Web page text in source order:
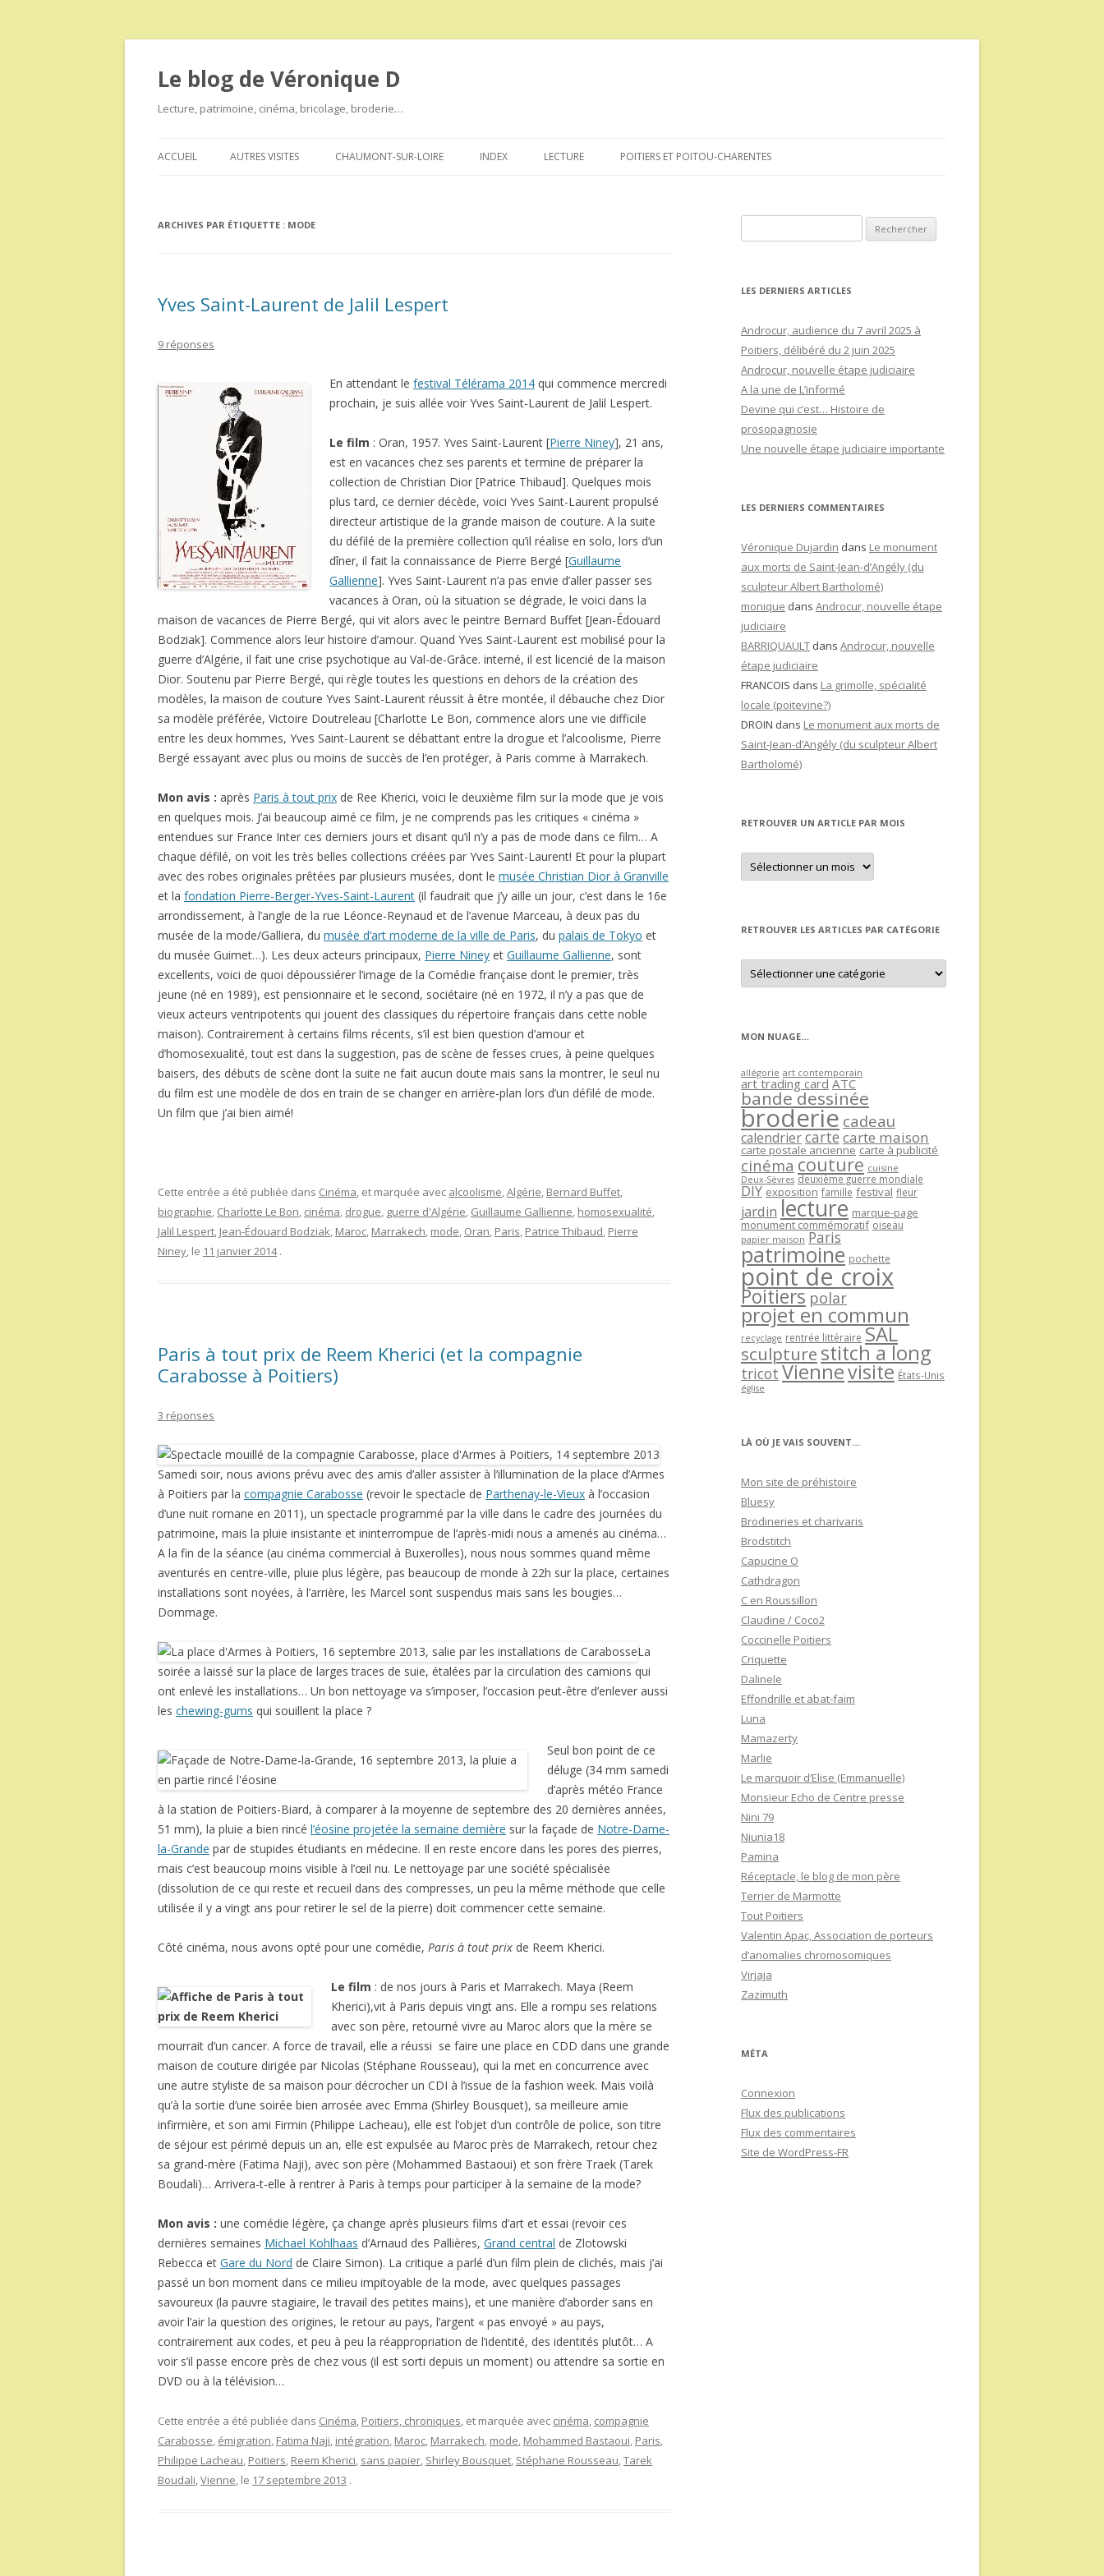
Le blog de Véronique D
Lecture, patrimoine, cinéma, bricolage, broderie…
au
ACCUEIL AUTRES VISITES CHAUMONT-SUR-LOIRE INDEX LECTURE POITIERS ET POITOU-CHARENTES
ARCHIVES PAR ÉTIQUETTE : MODE
Yves Saint-Laurent de Jalil Lespert
9 réponses
En attendant le festival Télérama 2014 qui commence mercredi
prochain, je suis allée voir Yves Saint-Laurent de Jalil Lespert.
Le film : Oran, 1957. Yves Saint-Laurent [Pierre Niney], 21 ans,
est en vacances chez ses parents et termine de préparer la
collection de Christian Dior [Patrice Thibaud]. Quelques mois
plus tard, ce dernier décède, voici Yves Saint-Laurent propulsé
directeur artistique de la grande maison de couture. A la suite
du défilé de la première collection qu’il réalise en solo, lors d’un
dîner, il fait la connaissance de Pierre Bergé [Guillaume
Gallienne]. Yves Saint-Laurent n’a pas envie d’aller passer ses
vacances à Oran, où la situation se dégrade, le voici dans la
maison de vacances de Pierre Bergé, qui vit alors avec le peintre Bernard Buffet [Jean-Édouard
Bodziak]. Commence alors leur histoire d’amour. Quand Yves Saint-Laurent est mobilisé pour la
guerre d’Algérie, il fait une crise psychotique au Val-de-Grâce. interné, il est licencié de la maison
Dior. Soutenu par Pierre Bergé, qui règle toutes les questions en dehors de la création des
modèles, la maison de couture Yves Saint-Laurent réussit à être montée, il débauche chez Dior
sa modèle préférée, Victoire Doutreleau [Charlotte Le Bon, commence alors une vie difficile
entre les deux hommes, Yves Saint-Laurent se débattant entre la drogue et l’alcoolisme, Pierre
Bergé essayant avec plus ou moins de succès de l’en protéger, à Paris comme à Marrakech.
Mon avis : après Paris à tout prix de Ree Kherici, voici le deuxième film sur la mode que je vois
en quelques mois. J’ai beaucoup aimé ce film, je ne comprends pas les critiques « cinéma »
entendues sur France Inter ces derniers jours et disant qu’il n’y a pas de mode dans ce film… A
chaque défilé, on voit les très belles collections créées par Yves Saint-Laurent! Et pour la plupart
avec des robes originales prêtées par plusieurs musées, dont le musée Christian Dior à Granville
et la fondation Pierre-Berger-Yves-Saint-Laurent (il faudrait que j’y aille un jour, c’est dans le 16e
arrondissement, à l’angle de la rue Léonce-Reynaud et de l’avenue Marceau, à deux pas du
musée de la mode/Galliera, du musée d’art moderne de la ville de Paris, du palais de Tokyo et
du musée Guimet…). Les deux acteurs principaux, Pierre Niney et Guillaume Gallienne, sont
excellents, voici de quoi dépoussiérer l’image de la Comédie française dont le premier, très
jeune (né en 1989), est pensionnaire et le second, sociétaire (né en 1972, il n’y a pas que de
vieux acteurs ventripotents qui jouent des classiques du répertoire français dans cette noble
maison). Contrairement à certains films récents, s’il est bien question d’amour et
d’homosexualité, tout est dans la suggestion, pas de scène de fesses crues, à peine quelques
baisers, des débuts de scène dont la suite ne fait aucun doute mais sans la montrer, le seul nu
du film est une modèle de dos en train de se changer en arrière-plan lors d’un défilé de mode.
Un film que j’ai bien aimé!
Cette entrée a été publiée dans Cinéma, et marquée avec alcoolisme,Algérie, Bernard Buffet,
biographie, Charlotte Le Bon, cinéma, drogue, guerre d'Algérie, Guillaume Gallienne, homosexualité,
Jalil Lespert, Jean-Édouard Bodziak, Maroc, Marrakech, mode, Oran, Paris, Patrice Thibaud, Pierre
Niney, le 11 janvier 2014 .
Paris à tout prix de Reem Kherici (et la compagnie
Carabosse à Poitiers)
3 réponses
Samedi soir, nous avions prévu avec des amis d’aller assister à l’illumination de la place d’Armes
à Poitiers par la compagnie Carabosse (revoir le spectacle de Parthenay-le-Vieux à l’occasion
d’une nuit romane en 2011), un spectacle programmé par la ville dans le cadre des journées du
patrimoine, mais la pluie insistante et ininterrompue de l’après-midi nous a amenés au cinéma…
A la fin de la séance (au cinéma commercial à Buxerolles), nous nous sommes quand même
aventurés en centre-ville, pluie plus légère, pas beaucoup de monde à 22h sur la place, certaines
installations sont noyées, à l’arrière, les Marcel sont suspendus mais sans les bougies…
Dommage.
La
soirée a laissé sur la place de larges traces de suie, étalées par la circulation des camions qui
ont enlevé les installations… Un bon nettoyage va s’imposer, l’occasion peut-être d’enlever aussi
les chewing-gums qui souillent la place ?
Seul bon point de ce
déluge (34 mm samedi
d’après météo France
à la station de Poitiers-Biard, à comparer à la moyenne de septembre des 20 dernières années,
51 mm), la pluie a bien rincé l’éosine projetée la semaine dernière sur la façade de Notre-Dame-
la-Grande par de stupides étudiants en médecine. Il en reste encore dans les pores des pierres,
mais c’est beaucoup moins visible à l’œil nu. Le nettoyage par une société spécialisée
(dissolution de ce qui reste et recueil dans des compresses, un peu la même méthode que celle
utilisée il y a vingt ans pour retirer le sel de la pierre) doit commencer cette semaine.
Côté cinéma, nous avons opté pour une comédie, Paris à tout prix de Reem Kherici.
Le film : de nos jours à Paris et Marrakech. Maya (Reem
Kherici),vit à Paris depuis vingt ans. Elle a rompu ses relations
avec son père, retourné vivre au Maroc alors que la mère se
mourrait d’un cancer. A force de travail, elle a réussi se faire une place en CDD dans une grande
maison de couture dirigée par Nicolas (Stéphane Rousseau), qui la met en concurrence avec
une autre styliste de sa maison pour décrocher un CDI à l’issue de la fashion week. Mais voilà
qu’à la sortie d’une soirée bien arrosée avec Emma (Shirley Bousquet), sa meilleure amie
infirmière, et son ami Firmin (Philippe Lacheau), elle est l’objet d’un contrôle de police, son titre
de séjour est périmé depuis un an, elle est expulsée au Maroc près de Marrakech, retour chez
sa grand-mère (Fatima Naji), avec son père (Mohammed Bastaoui) et son frère Traek (Tarek
Boudali)… Arrivera-t-elle à rentrer à Paris à temps pour participer à la semaine de la mode?
Mon avis : une comédie légère, ça change après plusieurs films d’art et essai (revoir ces
dernières semaines Michael Kohlhaas d’Arnaud des Pallières, Grand central de Zlotowski
Rebecca et Gare du Nord de Claire Simon). La critique a parlé d’un film plein de clichés, mais j’ai
passé un bon moment dans ce milieu impitoyable de la mode, avec quelques passages
savoureux (la pauvre stagiaire, le travail des petites mains), et une manière d’aborder sans en
avoir l’air la question des origines, le retour au pays, l’argent « pas envoyé » au pays,
contrairement aux codes, et peu à peu la réappropriation de l’identité, des identités plutôt… A
voir s’il passe encore près de chez vous (il est sorti depuis un moment) ou attendre sa sortie en
DVD ou à la télévision…
Cette entrée a été publiée dans Cinéma, Poitiers, chroniques, et marquée avec cinéma, compagnie
Carabosse, émigration, Fatima Naji, intégration, Maroc, Marrakech, mode, Mohammed Bastaoui, Paris,
Philippe Lacheau, Poitiers, Reem Kherici, sans papier, Shirley Bousquet, Stéphane Rousseau,Tarek
Boudali,Vienne, le 17 septembre 2013 .
LES DERNIERS ARTICLES
Androcur, audience du 7 avril 2025 à
Poitiers, délibéré du 2 juin 2025
Androcur, nouvelle étape judiciaire
A la une de L’informé
Devine qui c’est… Histoire de
prosopagnosie
Une nouvelle étape judiciaire importante
LES DERNIERS COMMENTAIRES
Véronique Dujardin dans Le monument
aux morts de Saint-Jean-d’Angély (du
sculpteur Albert Bartholomé)
monique dans Androcur, nouvelle étape
judiciaire
BARRIQUAULT dans Androcur, nouvelle
étape judiciaire
FRANCOIS dans La grimolle, spécialité
locale (poitevine?)
DROIN dans Le monument aux morts de
Saint-Jean-d’Angély (du sculpteur Albert
Bartholomé)
RETROUVER UN ARTICLE PAR MOIS
Retrouver
un
article
RETROUVER LES ARTICLES PAR CATÉGORIE
Retrouver
les
articles
MON NUAGE…
allégorie art contemporain
art trading card ATC
bande dessinée
broderie cadeau
calendriercartecarte maison
carte postale ancienne carte à publicité
cinéma couture cuisine
Deux-Sèvres deuxième guerre mondiale
DIY exposition famille festival fleur
jardin lecture marque-page
monument commémoratif oiseau
papier maison Paris
patrimoine pochette
point de croix
Poitiers polar
projet en commun
recyclage rentrée littéraire SAL
sculpture stitch a long
tricot Viennevisite États-Unis
église
LÀ OÙ JE VAIS SOUVENT…
Mon site de préhistoire
Bluesy
Brodineries et charivaris
Brodstitch
Capucine O
Cathdragon
C en Roussillon
Claudine / Coco2
Coccinelle Poitiers
Criquette
Dalinele
Effondrille et abat-faim
Luna
Mamazerty
Marlie
Le marquoir d’Elise (Emmanuelle)
Monsieur Echo de Centre presse
Nini 79
Niunia18
Pamina
Réceptacle, le blog de mon père
Terrier de Marmotte
Tout Poitiers
Valentin Apac, Association de porteurs
d’anomalies chromosomiques
Virjaja
Zazimuth
MÉTA
Connexion
Flux des publications
Flux des commentaires
Site de WordPress-FR